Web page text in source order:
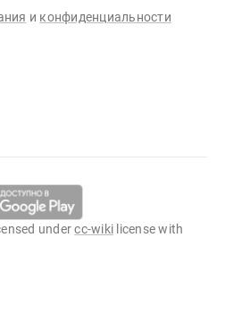
и конфиденциальности
undercc-wiki license with